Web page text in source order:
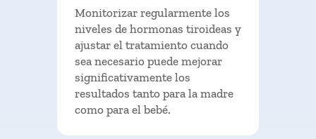
Monitorizar regularmente los
niveles de hormonas tiroideas y
ajustar el tratamiento cuando
sea necesario puede mejorar
significativamente los
resultados tanto para la madre
como para el bebé.